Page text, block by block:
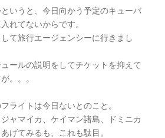
いうと、今日向かう予定のキューバ
れてないからです。
て旅行エージェンシーに行きまし
ールの説明をしてチケットを抑えて
。。。
ライトは今日ないとのこと。
ャマイカ、ケイマン諸島、ドミニカ
げてみるも、これも駄目。